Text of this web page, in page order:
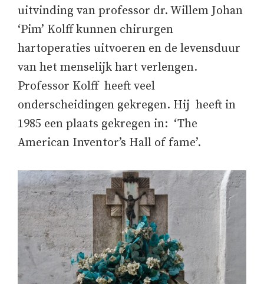
uitvinding van professor dr. Willem Johan
‘Pim’ Kolff kunnen chirurgen
hartoperaties uitvoeren en de levensduur
van het menselijk hart verlengen.
Professor Kolff heeft veel
onderscheidingen gekregen. Hij heeft in
1985 een plaats gekregen in: ‘The
American Inventor’s Hall of fame’.